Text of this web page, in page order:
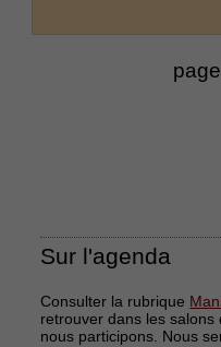
Sur l'agenda
Consulter la rubrique
retrouver dans les
nous participons. Nous